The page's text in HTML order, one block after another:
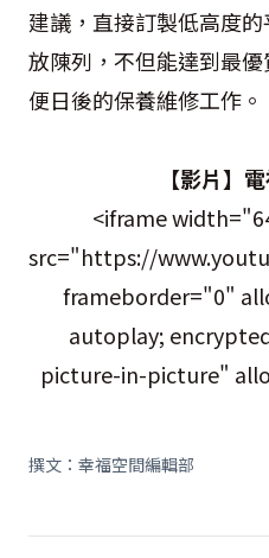
建議，直接訂製低高度
放陳列，不但能達到最
便日後的保養維修工作。
【影片】
<iframe
src="https://
frameborder="0"
autoplay;
picture-in-picture"
撰文：幸福空間編輯部